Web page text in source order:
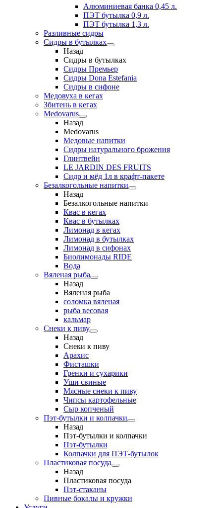
Алюминиевая банка 0,45 л.
ПЭТ бутылка 0,9 л.
ПЭТ бутылка 1,3 л.
Разливные сидры
Сидры в бутылках
Назад
Сидры в бутылках
Сидры Премьер
Сидры Dona Estefania
Сидры в сифоне
Медовуха в кегах
Збитень в кегах
Medovarus
Назад
Medovarus
Медовые напитки
Сидры натурального брожения
Глинтвейн
LE JARDIN DES FRUITS
Сидр и мёд 1л в крафт-пакете
Безалкогольные напитки
Назад
Безалкогольные напитки
Квас в кегах
Квас в бутылках
Лимонад в кегах
Лимонад в бутылках
Лимонад в сифонах
Биолимонады RIDE
Вода
Вяленая рыба
Назад
Вяленая рыба
соломка вяленая
рыба весовая
кальмар
Снеки к пиву
Назад
Снеки к пиву
Арахис
Фисташки
Гренки и сухарики
Уши свиные
Мясные снеки к пиву
Чипсы картофельные
Сыр копченый
Пэт-бутылки и колпачки
Назад
Пэт-бутылки и колпачки
Пэт-бутылки
Колпачки для ПЭТ-бутылок
Пластиковая посуда
Назад
Пластиковая посуда
Пэт-стаканы
Пивные бокалы и кружки